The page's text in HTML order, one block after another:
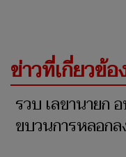
ข่าวที่เกี่ยวข้อ
รวบ เลขานายก
ขบวนการหลอก